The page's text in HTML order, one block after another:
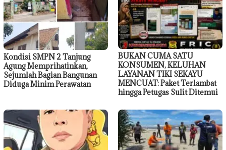
Kondisi SMPN 2 Tanjung
Agung Memprihatinkan,
Sejumlah Bagian Bangunan
Diduga Minim Perawatan
BUKAN CUMA SATU
KONSUMEN, KELUHAN
LAYANAN TIKI SEKAYU
MENCUAT: Paket Terlambat
hingga Petugas Sulit Ditemui